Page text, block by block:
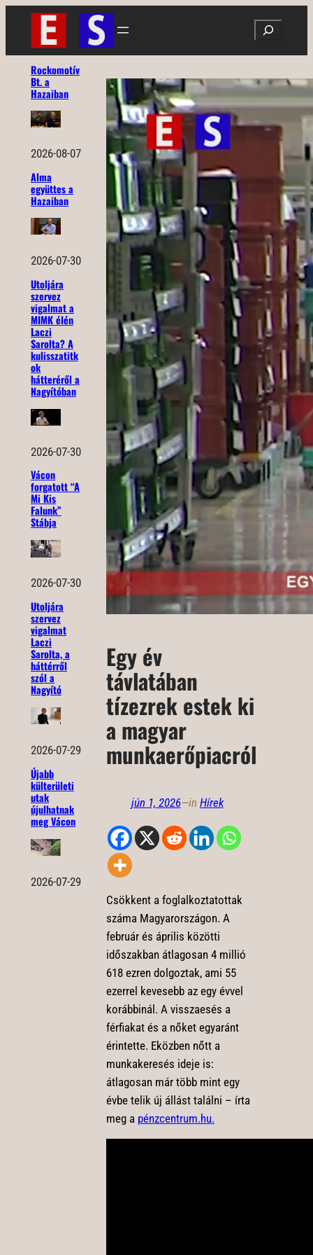
Ugrás
tartalomhoz
Search
Rockomotív
Bt. a
Hazaiban
2026-08-07
Alma
együttes a
Hazaiban
2026-07-30
Utoljára
szervez
vigalmat a
MIMK élén
Laczi
Sarolta? A
kulisszatitk
ok
hátteréről a
Nagyítóban
2026-07-30
Vácon
forgatott “A
Mi Kis
Falunk”
Stábja
2026-07-30
Utoljára
szervez
vigalmat
Laczi
Sarolta, a
háttérről
szól a
Nagyító
2026-07-29
Újabb
külterületi
utak
újulhatnak
meg Vácon
2026-07-29
Egy év
távlatában
tízezrek estek ki
a magyar
munkaerőpiacról
jún 1, 2026—in Hírek
Csökkent a foglalkoztatottak
száma Magyarországon. A
február és április közötti
időszakban átlagosan 4 millió
618 ezren dolgoztak, ami 55
ezerrel kevesebb az egy évvel
korábbinál. A visszaesés a
férfiakat és a nőket egyaránt
érintette. Eközben nőtt a
munkakeresés ideje is:
átlagosan már több mint egy
évbe telik új állást találni – írta
meg a pénzcentrum.hu.